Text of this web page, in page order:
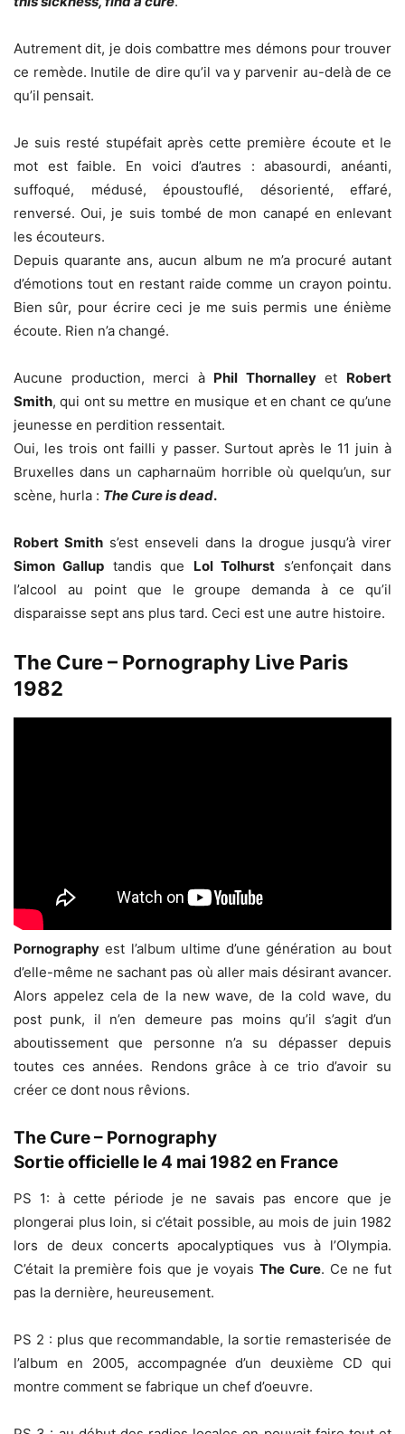
Autrement dit, je dois combattre mes démons pour trouver
ce remède. Inutile de dire qu’il va y parvenir au-delà de ce
qu’il pensait.
Je suis resté stupéfait après cette première écoute et le
mot est faible. En voici d’autres : abasourdi, anéanti,
suffoqué, médusé, époustouflé, désorienté, effaré,
renversé. Oui, je suis tombé de mon canapé en enlevant
les écouteurs.
Depuis quarante ans, aucun album ne m’a procuré autant
d’émotions tout en restant raide comme un crayon pointu.
Bien sûr, pour écrire ceci je me suis permis une énième
écoute. Rien n’a changé.
Aucune production, merci à Phil Thornalleyet Robert
Smith, qui ont su mettre en musique et en chant ce qu’une
jeunesse en perdition ressentait.
Oui, les trois ont failli y passer. Surtout après le 11 juin à
Bruxelles dans un capharnaüm horrible où quelqu’un, sur
scène, hurla : The Cure is dead.
Robert Smiths’est enseveli dans la drogue jusqu’à virer
Simon Gallup tandis que Lol Tolhurst s’enfonçait dans
l’alcool au point que le groupe demanda à ce qu’il
disparaisse sept ans plus tard. Ceci est une autre histoire.
The Cure – Pornography Live Paris
1982
Pornography est l’album ultime d’une génération au bout
d’elle-même ne sachant pas où aller mais désirant avancer.
Alors appelez cela de la new wave, de la cold wave, du
post punk, il n’en demeure pas moins qu’il s’agit d’un
aboutissement que personne n’a su dépasser depuis
toutes ces années. Rendons grâce à ce trio d’avoir su
créer ce dont nous rêvions.
The Cure – Pornography
Sortie officielle le 4 mai 1982 en France
PS 1: à cette période je ne savais pas encore que je
plongerai plus loin, si c’était possible, au mois de juin 1982
lors de deux concerts apocalyptiques vus à l’Olympia.
C’était la première fois que je voyaisThe Cure. Ce ne fut
pas la dernière, heureusement.
PS 2 : plus que recommandable, la sortie remasterisée de
l’album en 2005, accompagnée d’un deuxième CD qui
montre comment se fabrique un chef d’oeuvre.